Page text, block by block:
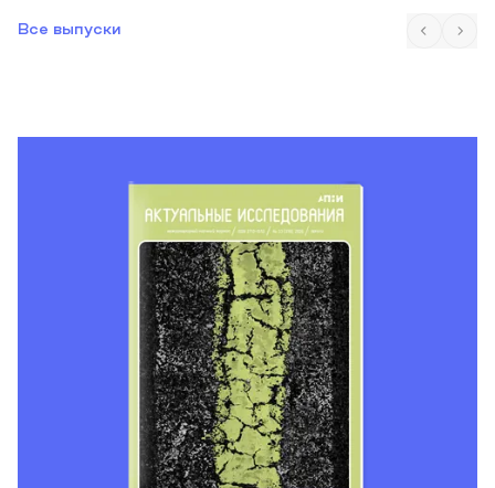
Все выпуски